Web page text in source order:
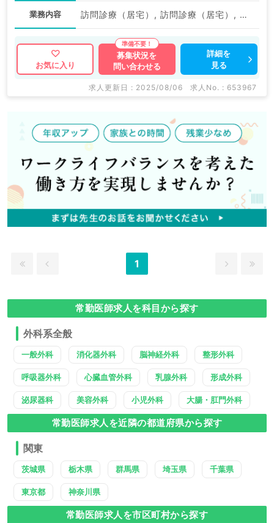
業務内容 訪問診療（居宅）, 訪問診療（居宅）, その他
お気に入り
募集状況を
問い合わせる
詳細を
見る
求人更新日 : 2025/08/06 求人No. : 653967
1
常勤医師求人を科目から探す
外科系全般
一般外科 消化器外科 脳神経外科 整形外科
呼吸器外科 心臓血管外科 乳腺外科 形成外科
泌尿器科 美容外科 小児外科 大腸・肛門外科
常勤医師求人を近隣の都道府県から探す
関東
茨城県 栃木県 群馬県 埼玉県 千葉県
東京都 神奈川県
常勤医師求人を市区町村から探す